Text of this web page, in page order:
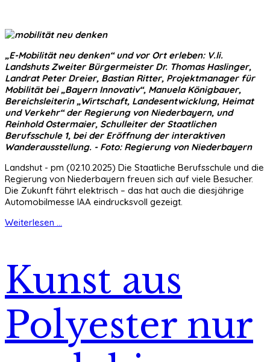
„E-Mobilität neu denken“ und vor Ort erleben: V.li.
Landshuts Zweiter Bürgermeister Dr. Thomas Haslinger,
Landrat Peter Dreier, Bastian Ritter, Projektmanager für
Mobilität bei „Bayern Innovativ“, Manuela Königbauer,
Bereichsleiterin „Wirtschaft, Landesentwicklung, Heimat
und Verkehr“ der Regierung von Niederbayern, und
Reinhold Ostermaier, Schulleiter der Staatlichen
Berufsschule 1, bei der Eröffnung der interaktiven
Wanderausstellung. - Foto: Regierung von Niederbayern
Landshut - pm (02.10.2025) Die Staatliche Berufsschule und die
Regierung von Niederbayern freuen sich auf viele Besucher.
Die Zukunft fährt elektrisch – das hat auch die diesjährige
Automobilmesse IAA eindrucksvoll gezeigt.
Weiterlesen ...
Kunst aus
Polyester nur